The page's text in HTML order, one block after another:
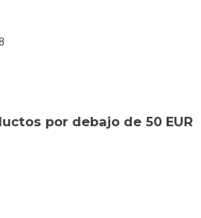
por debajo de 50 EUR